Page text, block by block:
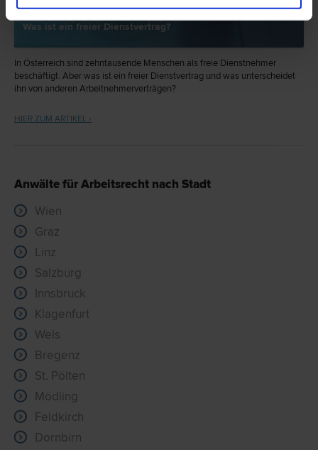
Was ist ein freier Dienstvertrag?
In Österreich sind zehntausende Menschen als freie Dienstnehmer
beschäftigt. Aber was ist ein freier Dienstvertrag und was unterscheidet
ihn von anderen Arbeitnehmerverträgen?
HIER ZUM ARTIKEL ›
Anwälte für Arbeitsrecht nach Stadt
Wien
Graz
Linz
Salzburg
Innsbruck
Klagenfurt
Wels
Bregenz
St. Pölten
Mödling
Feldkirch
Dornbirn